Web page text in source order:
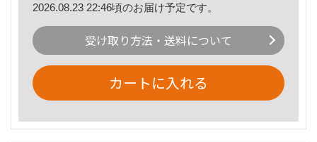
2026.08.23 22:46頃のお届け予定です。
受け取り方法・送料について
カートに入れる